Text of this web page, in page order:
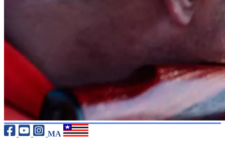
MA